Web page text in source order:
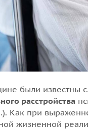
были известны
расстройства
Как при
жизненной